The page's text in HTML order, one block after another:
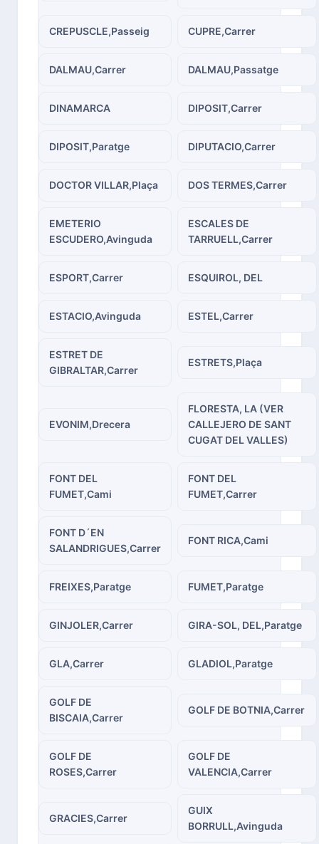
CREPUSCLE,Passeig CUPRE,Carrer
DALMAU,Carrer DALMAU,Passatge
DINAMARCA DIPOSIT,Carrer
DIPOSIT,Paratge DIPUTACIO,Carrer
DOCTOR VILLAR,Plaça DOS TERMES,Carrer
EMETERIO
ESCUDERO,Avinguda
ESCALES DE
TARRUELL,Carrer
ESPORT,Carrer ESQUIROL, DEL
ESTACIO,Avinguda ESTEL,Carrer
ESTRET DE
GIBRALTAR,Carrer
ESTRETS,Plaça
EVONIM,Drecera
FLORESTA, LA (VER
CALLEJERO DE SANT
CUGAT DEL VALLES)
FONT DEL
FUMET,Cami
FONT DEL
FUMET,Carrer
FONT D´EN
SALANDRIGUES,Carrer
FONT RICA,Cami
FREIXES,Paratge FUMET,Paratge
GINJOLER,Carrer GIRA-SOL, DEL,Paratge
GLA,Carrer GLADIOL,Paratge
GOLF DE
BISCAIA,Carrer
GOLF DE BOTNIA,Carrer
GOLF DE
ROSES,Carrer
GOLF DE
VALENCIA,Carrer
GRACIES,Carrer
GUIX
BORRULL,Avinguda